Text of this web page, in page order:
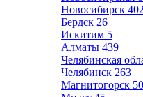
Новосибирск 402
Бердск 26
Искитим 5
Алматы 439
Челябинская
Челябинск 263
Магнитогорск 50